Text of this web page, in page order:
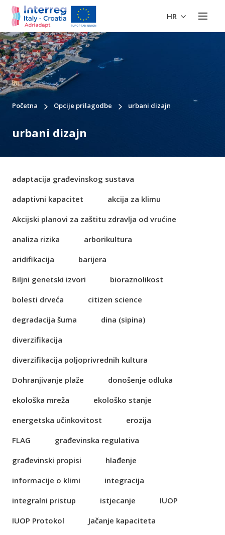
HR
Početna Opcije prilagodbe urbani dizajn
urbani dizajn
adaptacija građevinskog sustava
adaptivni kapacitet
akcija za klimu
Akcijski planovi za zaštitu zdravlja od vrućine
analiza rizika
arborikultura
aridifikacija
barijera
Biljni genetski izvori
bioraznolikost
bolesti drveća
citizen science
degradacija šuma
dina (sipina)
diverzifikacija
diverzifikacija poljoprivrednih kultura
Dohranjivanje plaže
donošenje odluka
ekološka mreža
ekološko stanje
energetska učinkovitost
erozija
FLAG
građevinska regulativa
građevinski propisi
hlađenje
informacije o klimi
integracija
integralni pristup
istjecanje
IUOP
IUOP Protokol
Jačanje kapaciteta